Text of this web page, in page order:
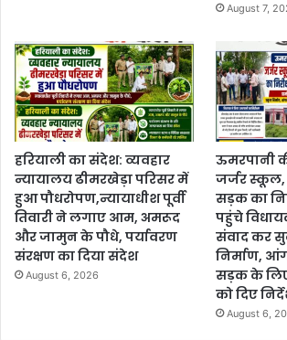
August 7,
हरियाली का संदेश: व्यवहार
न्यायालय ढीमरखेड़ा परिसर में
हुआ पौधरोपण,न्यायाधीश पूर्वी
तिवारी ने लगाए आम, अमरूद
और जामुन के पौधे, पर्यावरण
संरक्षण का दिया संदेश
August 6, 2026
ऊमरपानी
जर्जर
सड़क का
पहुंचे
संवाद कर
निर्माण,
सड़क के
को दिए
August 6,